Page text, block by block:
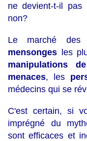
ne devient-t-il pas
non?
Le marché
mensonges les
manipulations
menaces, les
médecins qui se
C'est certain, si
imprégné du
sont efficaces et